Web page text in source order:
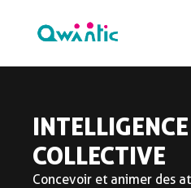
INTELLIGENCE
COLLECTIVE
Concevoir et animer des